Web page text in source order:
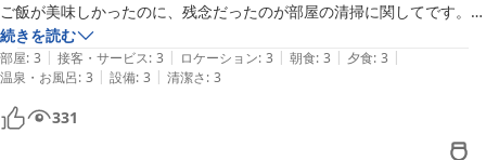
待を持ってお越しいただいていたにも関わらず、ご期待に添えない
部分がございましたことを真摯に受け止め、今後の改善へ活かして
まいります。
貴重なご意見をありがとうございました。
また機会がございましたら、より快適にお過ごしいただける宿とな
ゲレンデ目の前という立地や、初心者の方にも安心してご利用いた
だけるスキー場環境、レンタル割引につきましてもご評価いただき
ありがとうございます。
お食事やサービス面につきましてのご意見も真摯に受け止め、より
多くのお客様にご満足いただけるよう、今後の改善に活かしてまい
ご飯が美味しかったのに、残念だったのが部屋の清掃に関してです。
部屋に入って、長い毛が数本落ちてて、あれ？清掃してないの？と思う
ほどその後畳の上を見たら髪の毛があっちこっちに、、、。
トイレに入っても浴槽に毛が、、、。
ご飯が美味しかっただけに残念でした。
続きを読む
部屋: 3 | 接客・サービス: 3 | ロケーション: 3 | 朝食: 3 | 夕食: 3 |
温泉・お風呂: 3 | 設備: 3 | 清潔さ: 3
331